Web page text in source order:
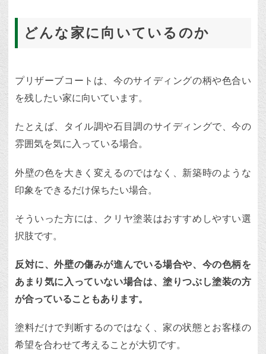
どんな家に向いているのか
プリザーブコートは、今のサイディングの柄や色合い
を残したい家に向いています。
たとえば、タイル調や石目調のサイディングで、今の
雰囲気を気に入っている場合。
外壁の色を大きく変えるのではなく、新築時のような
印象をできるだけ保ちたい場合。
そういった方には、クリヤ塗装はおすすめしやすい選
択肢です。
反対に、外壁の傷みが進んでいる場合や、今の色柄を
あまり気に入っていない場合は、塗りつぶし塗装の方
が合っていることもあります。
塗料だけで判断するのではなく、家の状態とお客様の
希望を合わせて考えることが大切です。